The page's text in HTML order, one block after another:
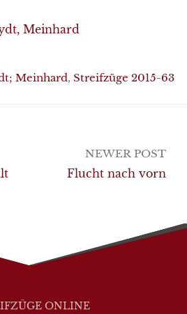
Meinhard
Meinhard, Streifzüge 2015-63
NEWER POST
Flucht nach vorn
ONLINE